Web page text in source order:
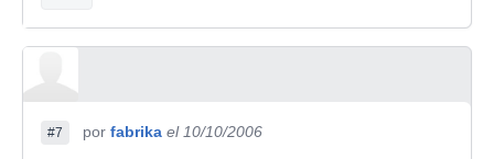
#7 por fabrika el 10/10/2006